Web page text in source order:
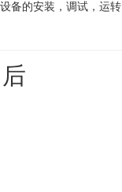
备的安装，调试，运